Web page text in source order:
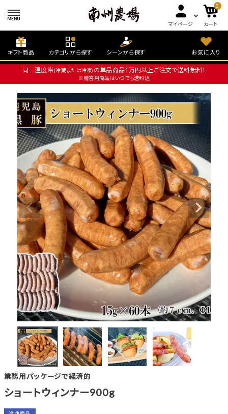
マイページ
0
カート
ギフト商品 カテゴリから探す シーンから探す お気に入り
同一温度帯(冷蔵または冷凍) の単品商品1万円以上ご注文で送料無料！
※贈答用商品はいつでも送料込
業務用パッケージで経済的
ショートウィンナー900g